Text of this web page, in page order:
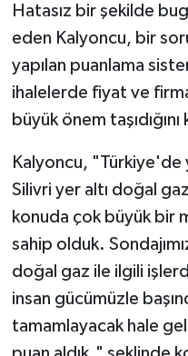
Hatasız bir şekilde
eden Kalyoncu, bir
yapılan puanlama
ihalelerde fiyat ve
büyük önem
Kalyoncu, "Türkiye'de
Silivri yer altı doğal
konuda çok büyük bir
sahip olduk.
doğal gaz ile ilgili
insan gücümüzle
tamamlayacak hale